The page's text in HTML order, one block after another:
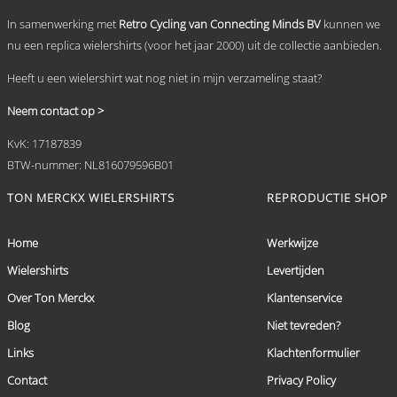
In samenwerking met Retro Cycling van Connecting Minds BV kunnen we
nu een replica wielershirts (voor het jaar 2000) uit de collectie aanbieden.
Heeft u een wielershirt wat nog niet in mijn verzameling staat?
Neem contact op >
KvK: 17187839
BTW-nummer: NL816079596B01
TON MERCKX WIELERSHIRTS
Home
Wielershirts
Over Ton Merckx
Blog
Links
Contact
REPRODUCTIE SHOP
Werkwijze
Levertijden
Klantenservice
Niet tevreden?
Klachtenformulier
Privacy Policy